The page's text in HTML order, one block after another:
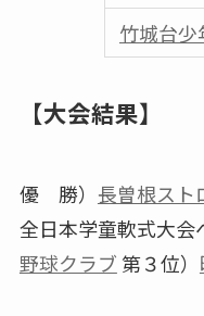
竹城台
【大会結果】
優 勝） ⾧曽根スト
全日本学童軟式大会
野球クラブ 第３位）